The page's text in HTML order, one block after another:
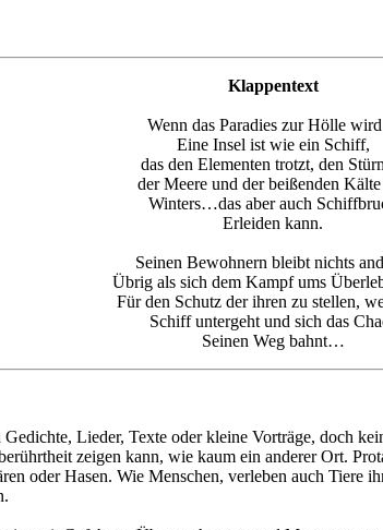
Klappentext
Wenn das Paradies zur Hölle
Eine Insel ist wie ein Schiff,
das den Elementen trotzt, den
der Meere und der beißenden Kälte
Winters…das aber auch
Erleiden kann.
Seinen Bewohnern bleibt nichts
Übrig als sich dem Kampf ums
Für den Schutz der ihren zu stellen,
Schiff untergeht und sich das
Seinen Weg bahnt…
Lieder, Texte oder kleine Vorträge, doch
zeigen kann, wie kaum ein anderer Ort.
oder Hasen. Wie Menschen, verleben auch